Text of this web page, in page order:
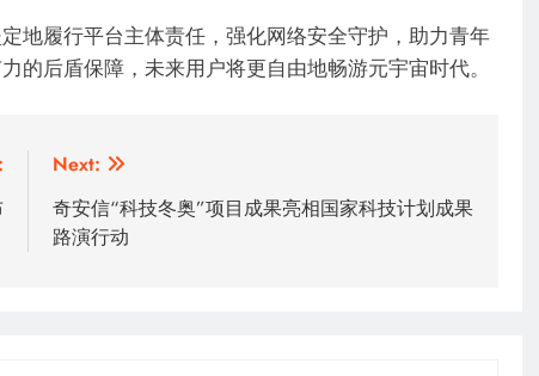
履行平台主体责任，强化网络安全守护，助力青年
的后盾保障，未来用户将更自由地畅游元宇宙时代。
Next:
奇安信“科技冬奥”项目成果亮相国家科技计划成果
路演行动